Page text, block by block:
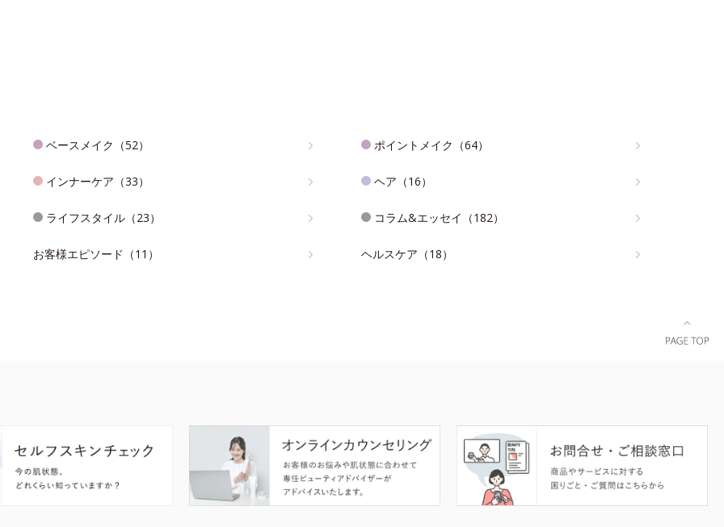
ベースメイク（52） ポイントメイク（64）
インナーケア（33） ヘア（16）
ライフスタイル（23） コラム&エッセイ（182）
お客様エピソード（11） ヘルスケア（18）